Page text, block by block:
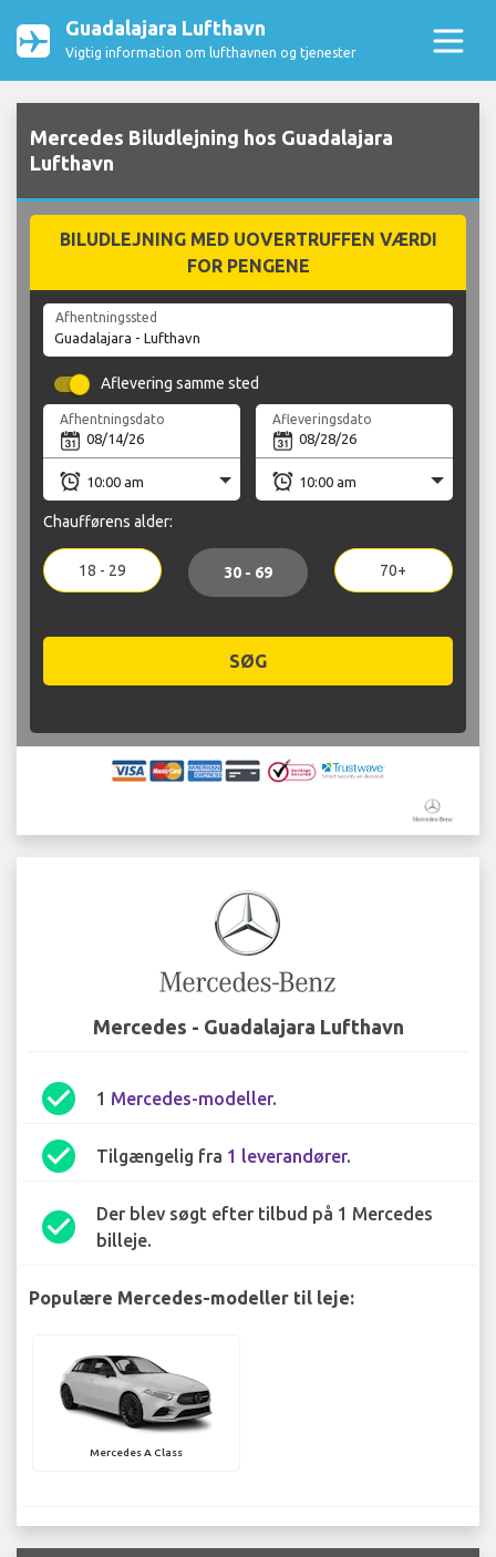
Guadalajara Lufthavn
Vigtig information om lufthavnen og tjenester
Mercedes Biludlejning hos Guadalajara
Lufthavn
BILUDLEJNING MED UOVERTRUFFEN VÆRDI
FOR PENGENE
Afhentningssted
Aflevering samme sted
Afhentningsdato Afleveringsdato
Chaufførens alder:
18 - 29 30 - 69 70+
SØG
Mercedes - Guadalajara Lufthavn
check_circle 1 Mercedes-modeller.
check_circle Tilgængelig fra 1 leverandører.
check_circle
Der blev søgt efter tilbud på 1 Mercedes
billeje.
Populære Mercedes-modeller til leje:
Mercedes A Class